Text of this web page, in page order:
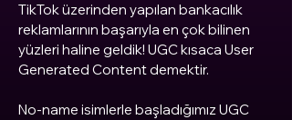
TikTok üzerinden yapılan bankacılık
reklamlarının başarıyla en çok bilinen
yüzleri haline geldik! UGC kısaca User
Generated Content demektir.
No-name isimlerle başladığımız UGC